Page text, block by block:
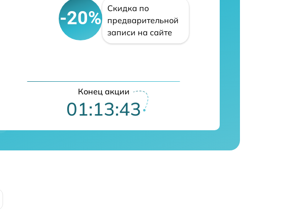
-20%
Скидка по
предварительной
записи на сайте
Конец акции
01:13:42